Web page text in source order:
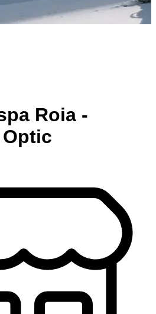
Roia -